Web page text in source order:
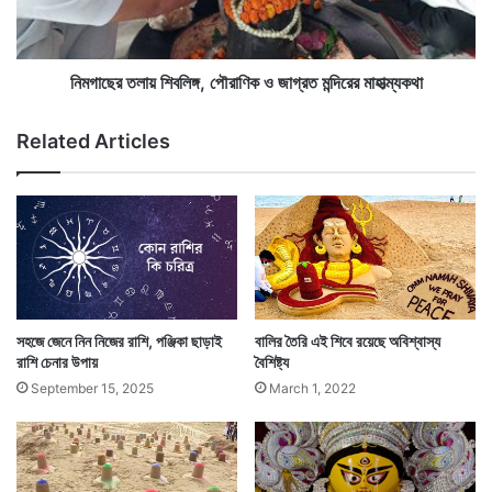
কথা, সমস্ত পুজোর মধ্যে লিঙ্গ পুজোই শ্রেষ্ঠ ও মুক্তিদায়ক।
দেবাদিদেব সদাশিব পার্বতীকে বলেছেন, ‘দেবী, অচল শিবলিঙ্গ
স্থাপনের মাহাত্ম্য তোমার কাছে বেশি আর কী বলব; এই শিবলিঙ্গ
বাঁ
ধ
র
ধু
ন্ধ
মা
র
রা
জ্যে
য়
শি
,
পৌ
রা
ণি
ক
জা
গ্র
ত
ম
ন্দি
র
মা
হা
নিমগাছের তলায় শিবলিঙ্গ, পৌরাণিক ও জাগ্রত মন্দিরের মাহাত্ম্যকথা
Related Articles
সহজে জেনে নিন নিজের রাশি, পঞ্জিকা ছাড়াই
রাশি চেনার উপায়
September 15, 2025
বালির তৈরি এই শিবে রয়েছে অবিশ্বাস্য
বৈশিষ্ট্য
March 1, 2022